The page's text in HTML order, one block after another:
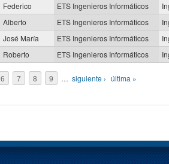
Federico ETS Ingenieros Informáticos
Alberto ETS Ingenieros Informáticos
José María ETS Ingenieros Informáticos
Roberto ETS Ingenieros Informáticos
6 7 8 9 … siguiente › última »